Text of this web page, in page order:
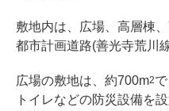
敷地内は、広場、高層棟
都市計画道路(善光寺荒川
広場の敷地は、約700m2
トイレなどの防災設備を